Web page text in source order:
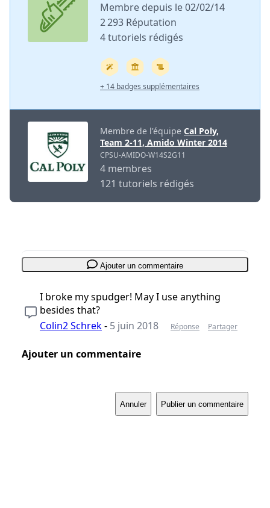
Membre depuis le 02/02/14
2 293 Réputation
4 tutoriels rédigés
+ 14 badges supplémentaires
Membre de l'équipe Cal Poly,
Team 2-11, Amido Winter 2014
CPSU-AMIDO-W14S2G11
4 membres
121 tutoriels rédigés
Ajouter un commentaire
I broke my spudger! May I use anything
besides that?
Colin2 Schrek- 5 juin 2018 Réponse Partager
Ajouter un commentaire
Annuler Publier un commentaire